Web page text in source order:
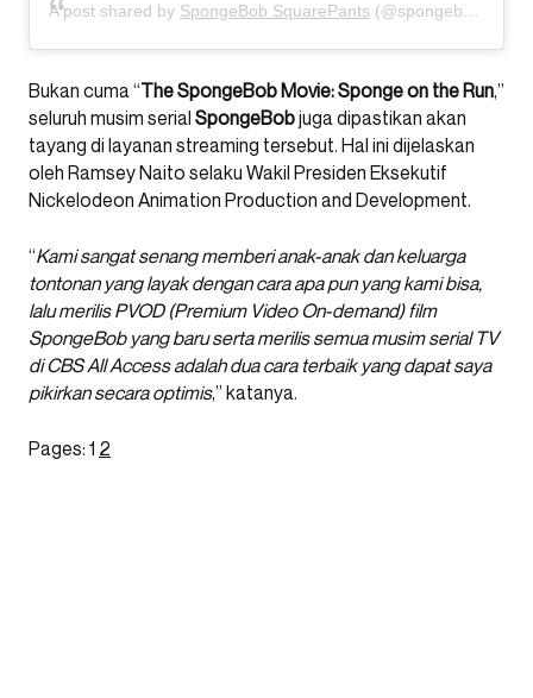
A post shared by SpongeBob SquarePants (@spongebob) on
Bukan cuma “The SpongeBob Movie: Sponge on the Run,”
seluruh musim serial SpongeBobjuga dipastikan akan
tayang di layanan streaming tersebut. Hal ini dijelaskan
oleh Ramsey Naito selaku Wakil Presiden Eksekutif
Nickelodeon Animation Production and Development.
“Kami sangat senang memberi anak-anak dan keluarga
tontonan yang layak dengan cara apa pun yang kami bisa,
lalu merilis PVOD (Premium Video On-demand) film
SpongeBob yang baru serta merilis semua musim serial TV
di CBS All Access adalah dua cara terbaik yang dapat saya
pikirkan secara optimis,” katanya.
Pages: 1 2